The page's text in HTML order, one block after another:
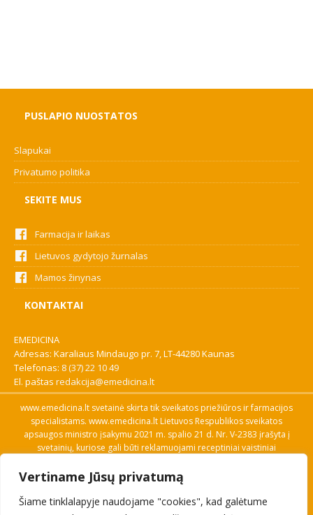
Vertiname Jūsų privatumą
Šiame tinklalapyje naudojame "cookies", kad galėtume
PUSLAPIO NUOSTATOS
Slapukai
Privatumo politika
SEKITE MUS
Farmacija ir laikas
Lietuvos gydytojo žurnalas
Mamos žinynas
KONTAKTAI
EMEDICINA
Adresas: Karaliaus Mindaugo pr. 7, LT-44280 Kaunas
Telefonas: 8 (37) 22 10 49
El. paštas redakcija@emedicina.lt
www.emedicina.lt svetainė skirta tik sveikatos priežiūros ir farmacijos
specialistams. www.emedicina.lt Lietuvos Respublikos sveikatos
apsaugos ministro įsakymu 2021 m. spalio 21 d. Nr. V-2383 įrašyta į
svetainių, kuriose gali būti reklamuojami receptiniai vaistiniai
savo profesinę kvalifikaciją. Naudingos nuorodos: Vaistų ir medicinos
pagalbos priemonių kainų paieška, VVKT tinklalapis, Sveikatos
priežiūros ar farmacijos specialisto pranešimo apie įtariamą